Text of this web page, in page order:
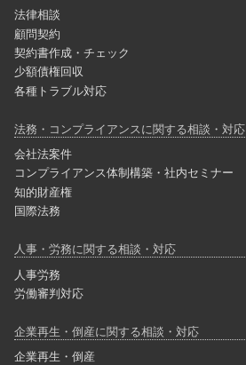
法律相談
顧問契約
契約書作成・チェック
少額債権回収
各種トラブル対応
法務・コンプライアンスに関する相談・対応
会社法案件
コンプライアンス体制構築・社内セミナー
知的財産権
国際法務
人事・労務に関する相談・対応
人事労務
労働審判対応
企業再生・倒産に関する相談・対応
企業再生・倒産